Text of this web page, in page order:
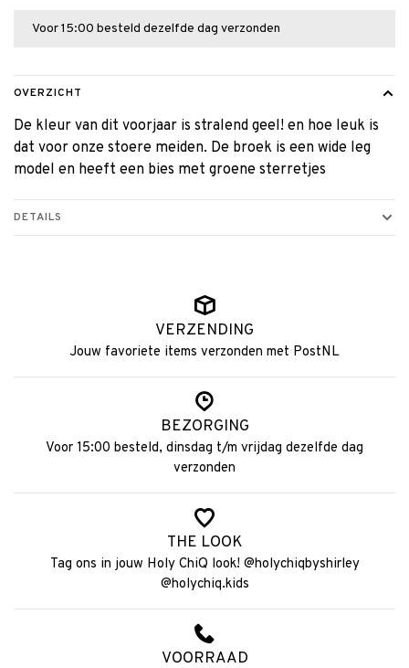
Voor 15:00 besteld dezelfde dag verzonden
OVERZICHT
De kleur van dit voorjaar is stralend geel! en hoe leuk is
dat voor onze stoere meiden. De broek is een wide leg
model en heeft een bies met groene sterretjes
DETAILS
VERZENDING
Jouw favoriete items verzonden met PostNL
BEZORGING
Voor 15:00 besteld, dinsdag t/m vrijdag dezelfde dag
verzonden
THE LOOK
Tag ons in jouw Holy ChiQ look! @holychiqbyshirley
@holychiq.kids
VOORRAAD